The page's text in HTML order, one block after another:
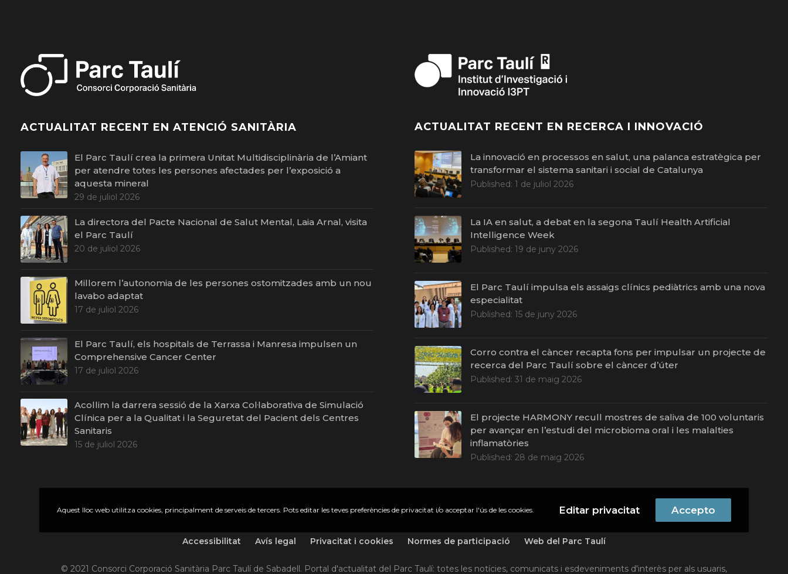
ACTUALITAT RECENT EN ATENCIÓ SANITÀRIA
El Parc Taulí crea la primera Unitat Multidisciplinària de l’Amiant
per atendre totes les persones afectades per l’exposició a
aquesta mineral
29 de juliol 2026
La directora del Pacte Nacional de Salut Mental, Laia Arnal, visita
el Parc Taulí
20 de juliol 2026
Millorem l’autonomia de les persones ostomitzades amb un nou
lavabo adaptat
17 de juliol 2026
El Parc Taulí, els hospitals de Terrassa i Manresa impulsen un
Comprehensive Cancer Center
17 de juliol 2026
Acollim la darrera sessió de la Xarxa Col·laborativa de Simulació
Clínica per a la Qualitat i la Seguretat del Pacient dels Centres
Sanitaris
15 de juliol 2026
ACTUALITAT RECENT EN RECERCA I INNOVACIÓ
La innovació en processos en salut, una palanca estratègica per
transformar el sistema sanitari i social de Catalunya
Published: 1 de juliol 2026
La IA en salut, a debat en la segona Taulí Health Artificial
Intelligence Week
Published: 19 de juny 2026
El Parc Taulí impulsa els assaigs clínics pediàtrics amb una nova
especialitat
Published: 15 de juny 2026
Corro contra el càncer recapta fons per impulsar un projecte de
recerca del Parc Taulí sobre el càncer d’úter
Published: 31 de maig 2026
El projecte HARMONY recull mostres de saliva de 100 voluntaris
per avançar en l’estudi del microbioma oral i les malalties
inflamatòries
Published: 28 de maig 2026
© 2021 Consorci Corporació Sanitària Parc Taulí de Sabadell. Portal d'actualitat del Parc Taulí: totes les notícies, comunicats i esdeveniments d'interès per als usuaris,
Accessibilitat Avís legal Privacitat i cookies Normes de participació Web del Parc Taulí
Aquest lloc web utilitza cookies, principalment de serveis de tercers. Pots editar les teves preferències de privacitat i/o acceptar l'ús de les cookies. Editar privacitat Accepto